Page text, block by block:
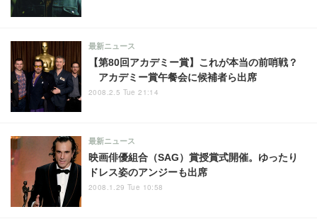
【第80回アカデミー賞】これが本当の前哨戦？
アカデミー賞午餐会に候補者ら出席
最新ニュース
2008.2.5 Tue 21:14
映画俳優組合（SAG）賞授賞式開催。ゆったり
ドレス姿のアンジーも出席
最新ニュース
2008.1.29 Tue 10:58